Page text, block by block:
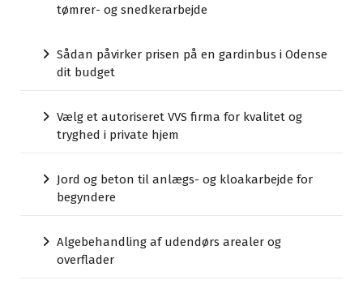
tømrer- og snedkerarbejde
Sådan påvirker prisen på en gardinbus i Odense
dit budget
Vælg et autoriseret VVS firma for kvalitet og
tryghed i private hjem
Jord og beton til anlægs- og kloakarbejde for
begyndere
Algebehandling af udendørs arealer og
overflader